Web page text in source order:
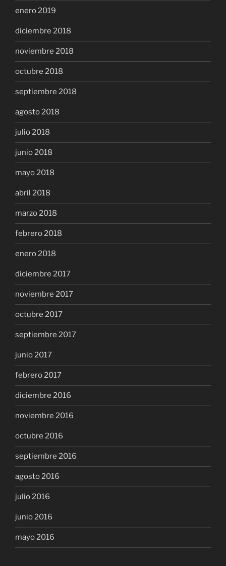
enero 2019
diciembre 2018
noviembre 2018
octubre 2018
septiembre 2018
agosto 2018
julio 2018
junio 2018
mayo 2018
abril 2018
marzo 2018
febrero 2018
enero 2018
diciembre 2017
noviembre 2017
octubre 2017
septiembre 2017
junio 2017
febrero 2017
diciembre 2016
noviembre 2016
octubre 2016
septiembre 2016
agosto 2016
julio 2016
junio 2016
mayo 2016